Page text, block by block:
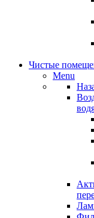
Чистые
Menu